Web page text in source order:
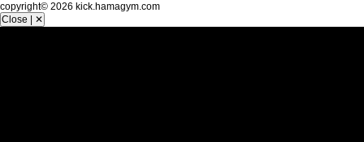
copyright© 2026 kick.hamagym.com
Close | ✕